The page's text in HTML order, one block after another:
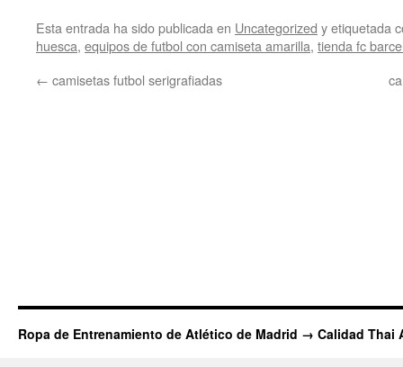
Esta entrada ha sido publicada en Uncategorized y etiquetada
huesca, equipos de futbol con camiseta amarilla, tienda fc
← camisetas futbol serigrafiadas
Ropa de Entrenamiento de Atlético de Madrid → Calidad Thai